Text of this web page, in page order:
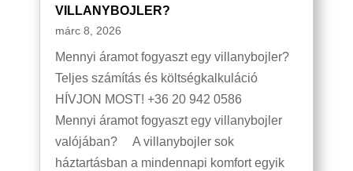
VILLANYBOJLER?
márc 8, 2026
Mennyi áramot fogyaszt egy villanybojler?
Teljes számítás és költségkalkuláció
HÍVJON MOST! +36 20 942 0586
Mennyi áramot fogyaszt egy villanybojler
valójában? A villanybojler sok
háztartásban a mindennapi komfort egyik